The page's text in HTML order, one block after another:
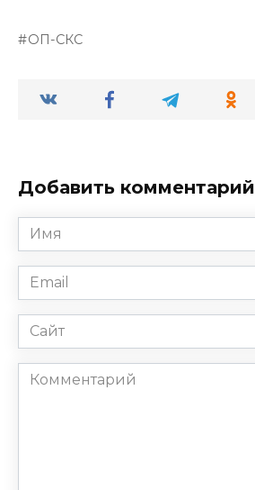
ОП-СКС
Добавить комментарий
Имя
*
Email
*
Сайт
Комментарий